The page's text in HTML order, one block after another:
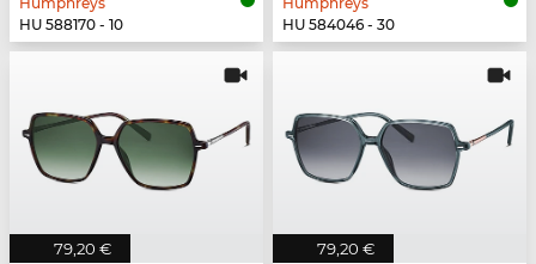
HU 588170 - 10
HU 584046 - 30
79,20 € 79,20 €